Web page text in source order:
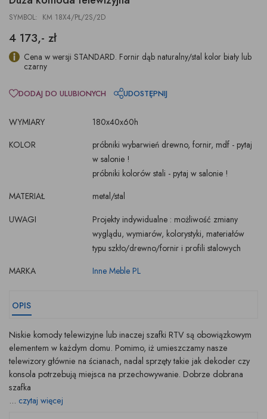
SYMBOL: KM 18X4/PŁ/2S/2D
4 173,- zł
Cena w wersji STANDARD. Fornir dąb naturalny/stal kolor biały lub
czarny
WYMIARY
180x40x60h
KOLOR
próbniki wybarwień drewno, fornir, mdf - pytaj
w salonie !
próbniki kolorów stali - pytaj w salonie !
MATERIAŁ
metal/stal
UWAGI
Projekty indywidualne : możliwość zmiany
wyglądu, wymiarów, kolorystyki, materiałów
typu szkło/drewno/fornir i profili stalowych
MARKA
Inne Meble PL
DODAJ DO ULUBIONYCH UDOSTĘPNIJ
OPIS
Niskie komody telewizyjne lub inaczej szafki RTV są obowiązkowym
elementem w każdym domu. Pomimo, iż umieszczamy nasze
telewizory głównie na ścianach, nadal sprzęty takie jak dekoder czy
konsola potrzebują miejsca na przechowywanie. Dobrze dobrana
szafka
... czytaj więcej